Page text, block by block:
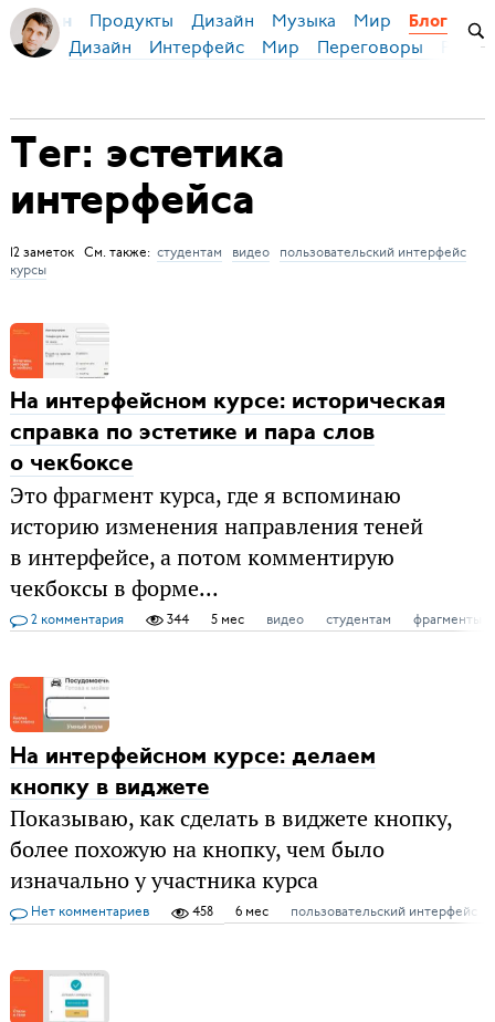
Бирман Продукты Дизайн Музыка Мир Блог
Дизайн Интерфейс Мир Переговоры
Тег: эстетика
интерфейса
12 заметок См. также: студентам видео
пользовательский интерфейс
курсы
На интерфейсном курсе: историческая
справка по эстетике и пара слов
о чекбоксе
Это фрагмент курса, где я вспоминаю
историю изменения направления теней
в интерфейсе, а потом комментирую
чекбоксы в форме...
2 комментария 344 5 мес видео студентам фрагменты
На интерфейсном курсе: делаем
кнопку в виджете
Показываю, как сделать в виджете кнопку,
более похожую на кнопку, чем было
изначально у участника курса
Нет комментариев 458 6 мес пользовательский интерфейс